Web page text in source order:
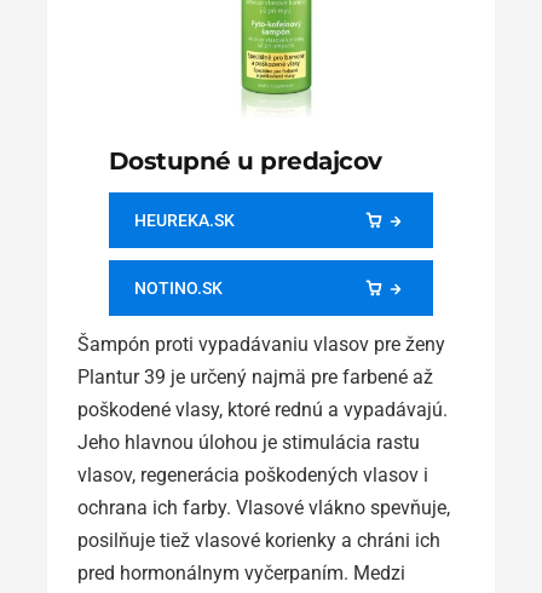
Dostupné u predajcov
HEUREKA.SK
NOTINO.SK
Šampón proti vypadávaniu vlasov pre ženy
Plantur 39 je určený najmä pre farbené až
poškodené vlasy, ktoré rednú a vypadávajú.
Jeho hlavnou úlohou je stimulácia rastu
vlasov, regenerácia poškodených vlasov i
ochrana ich farby. Vlasové vlákno spevňuje,
posilňuje tiež vlasové korienky a chráni ich
pred hormonálnym vyčerpaním. Medzi